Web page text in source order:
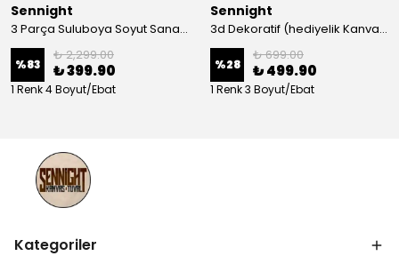
Sennight
3 Parça Suluboya Soyut Sanat Koleksiyonu Dekoratif Kanvas Tablo
%83
₺ 2,299.00
₺ 399.90
1 Renk 4 Boyut/Ebat
Sennight
3d Dekoratif (hediyelik Kanvas Tablo)
%28
₺ 699.00
₺ 499.90
1 Renk 3 Boyut/Ebat
Kategoriler